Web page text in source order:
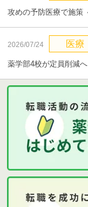
攻めの予防医療で施
2026/07/24 医療
薬学部4校が定員削減